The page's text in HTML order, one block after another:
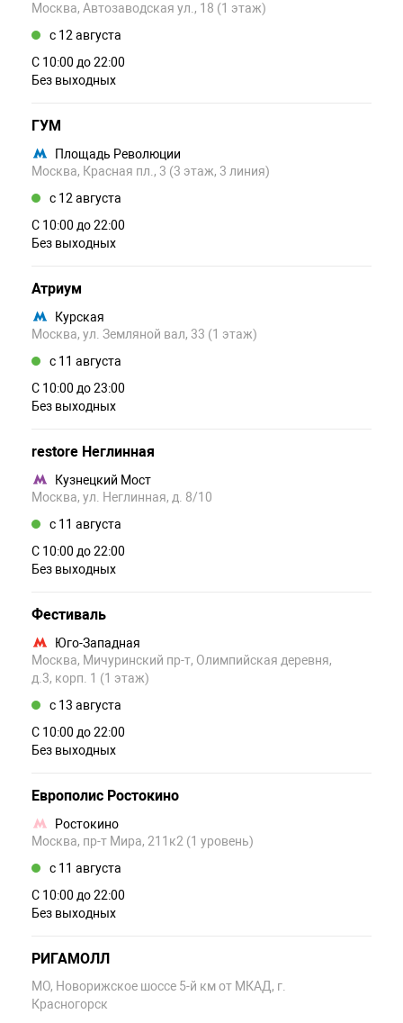
Москва, Автозаводская ул., 18 (1 этаж)
c 12 августа
С 10:00 до 22:00
Без выходных
ГУМ
Площадь Революции
Москва, Красная пл., 3 (3 этаж, 3 линия)
c 12 августа
С 10:00 до 22:00
Без выходных
Атриум
Курская
Москва, ул. Земляной вал, 33 (1 этаж)
c 11 августа
С 10:00 до 23:00
Без выходных
restore Неглинная
Кузнецкий Мост
Москва, ул. Неглинная, д. 8/10
c 11 августа
С 10:00 до 22:00
Без выходных
Фестиваль
Юго-Западная
Москва, Мичуринский пр-т, Олимпийская деревня,
д.3, корп. 1 (1 этаж)
c 13 августа
С 10:00 до 22:00
Без выходных
Европолис Ростокино
Ростокино
Москва, пр-т Мира, 211к2 (1 уровень)
c 11 августа
С 10:00 до 22:00
Без выходных
РИГАМОЛЛ
МО, Новорижское шоссе 5-й км от МКАД, г.
Красногорск